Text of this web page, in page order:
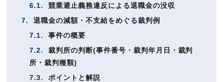
6.1.
競業避止義務違反による退職金の没収
7.
退職金の減額・不支給をめぐる裁判例
7.1.
事件の概要
7.2.
裁判所の判断(事件番号・裁判年月日・裁判
所・裁判種類)
7.3.
ポイントと解説